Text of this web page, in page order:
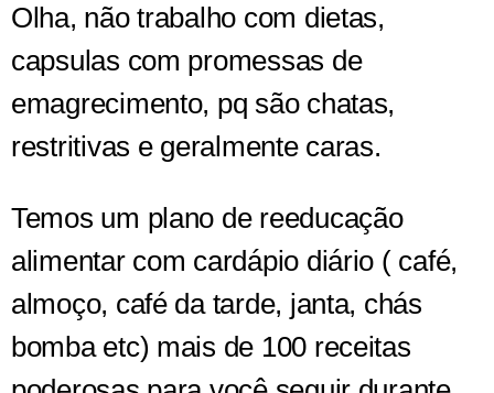
Olha, não trabalho com dietas,
capsulas com promessas de
emagrecimento, pq são chatas,
restritivas e geralmente caras.
Temos um plano de reeducação
alimentar com cardápio diário ( café,
almoço, café da tarde, janta, chás
bomba etc) mais de 100 receitas